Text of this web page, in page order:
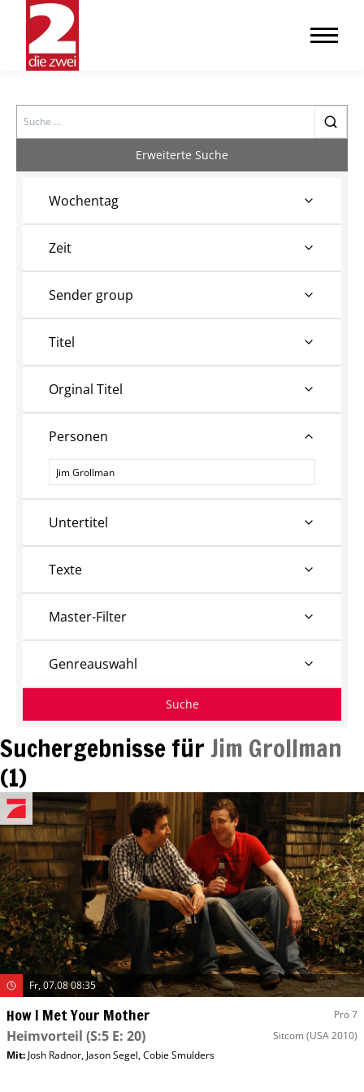
Search
Suchergebnisse für Jim Grollman
(1)
Fr, 07.08 08:35
How I Met Your Mother Pro 7
Heimvorteil (S:5 E: 20) Sitcom (USA 2010)
Mit: Josh Radnor, Jason Segel,Cobie Smulders
Erweiterte Suche
Wochentag
Zeit
Sender group
Titel
Orginal Titel
Personen
Personen
Untertitel
Texte
Master-Filter
Genreauswahl
Suche